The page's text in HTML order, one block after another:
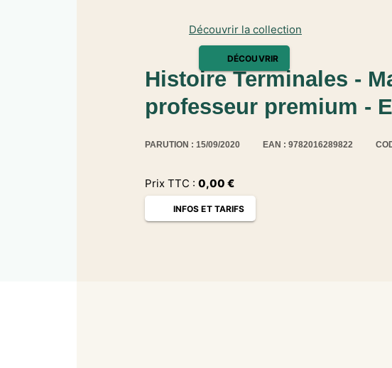
DÉCOUVRIR
Découvrir la collection
Histoire Terminales -
professeur premium -
PARUTION : 15/09/2020 EAN : 9782016289822
Prix TTC : 0,00 €
INFOS ET TARIFS